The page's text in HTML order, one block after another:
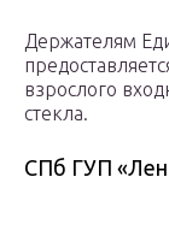
Держателям
взрослого
стекла.
СПб ГУП